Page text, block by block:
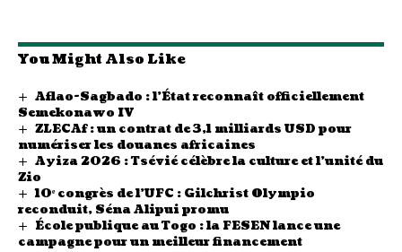
You Might Also Like
Aflao-Sagbado : l’État reconnaît officiellement
Semekonawo IV
ZLECAf : un contrat de 3,1 milliards USD pour
numériser les douanes africaines
Ayiza 2026 : Tsévié célèbre la culture et l’unité du
Zio
10ᵉ congrès de l’UFC : Gilchrist Olympio
reconduit, Séna Alipui promu
École publique au Togo : la FESEN lance une
campagne pour un meilleur financement